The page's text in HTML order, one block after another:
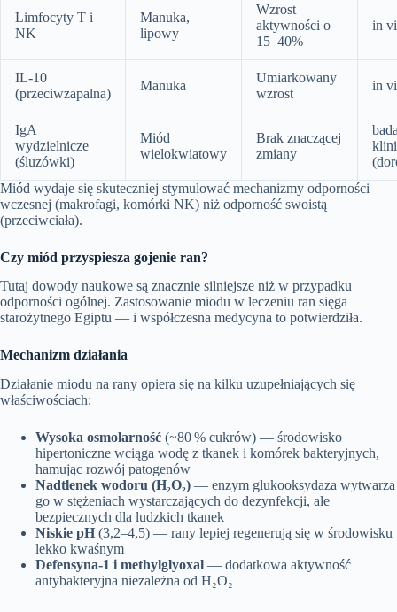
Limfocyty T i
NK
Manuka,
lipowy
Wzrost
aktywności o
15–40%
in
IL‑10
(przeciwzapalna)
Manuka
Umiarkowany
wzrost
in
IgA
wydzielnicze
(śluzówki)
Miód
wielokwiatowy
Brak znaczącej
zmiany
Miód wydaje się skuteczniej stymulować mechanizmy odporności
wczesnej (makrofagi, komórki NK) niż odporność swoistą
(przeciwciała).
Czy miód przyspiesza gojenie ran?
Tutaj dowody naukowe są znacznie silniejsze niż w przypadku
odporności ogólnej. Zastosowanie miodu w leczeniu ran sięga
starożytnego Egiptu — i współczesna medycyna to potwierdziła.
Mechanizm działania
Działanie miodu na rany opiera się na kilku uzupełniających się
właściwościach:
Wysoka osmolarność (~80 % cukrów) — środowisko
hipertoniczne wciąga wodę z tkanek i komórek bakteryjnych,
hamując rozwój patogenów
Nadtlenek wodoru (H₂O₂) — enzym glukooksydaza wytwarza
go w stężeniach wystarczających do dezynfekcji, ale
bezpiecznych dla ludzkich tkanek
Niskie pH (3,2–4,5) — rany lepiej regenerują się w środowisku
lekko kwaśnym
Defensyna‑1 i methylglyoxal — dodatkowa aktywność
antybakteryjna niezależna od H₂O₂